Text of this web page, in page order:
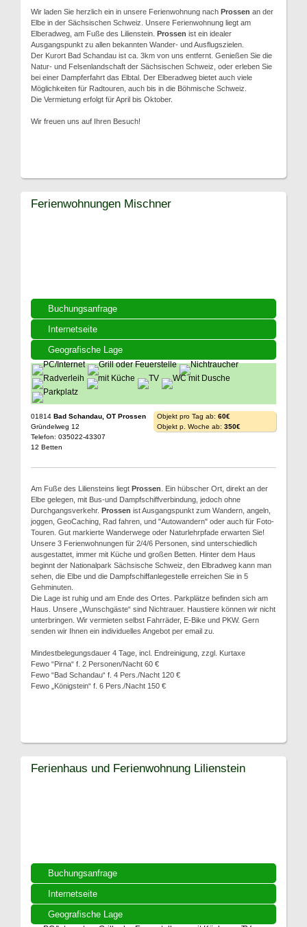
Wir laden Sie herzlich ein in unsere Ferienwohnung nach Prossen an der
Elbe in der Sächsischen Schweiz. Unsere Ferienwohnung liegt am
Elberadweg, am Fuße des Lilienstein. Prossen ist ein idealer
Ausgangspunkt zu allen bekannten Wander- und Ausflugszielen.
Der Kurort Bad Schandau ist ca. 3km von uns entfernt. Genießen Sie die
Natur- und Felsenlandschaft der Sächsischen Schweiz, oder erleben Sie
bei einer Dampferfahrt das Elbtal. Der Elberadweg bietet auch viele
Möglichkeiten für Radtouren, auch bis in die Böhmische Schweiz.
Die Vermietung erfolgt für April bis Oktober.
Wir freuen uns auf Ihren Besuch!
Buchungsanfrage
Internetseite
Geografische Lage
Ferienwohnungen Mischner
01814 Bad Schandau, OT Prossen
Gründelweg 12
Telefon: 035022-43307
12 Betten
Objekt pro Tag ab: 60€
Objekt p. Woche ab: 350€
Am Fuße des Liliensteins liegt Prossen . Ein hübscher Ort, direkt an der
Elbe gelegen, mit Bus-und Dampfschiffverbindung, jedoch ohne
Durchgangsverkehr. Prossen ist Ausgangspunkt zum Wandern, angeln,
joggen, GeoCaching, Rad fahren, und "Autowandern" oder auch für Foto-
Touren. Gut markierte Wanderwege oder Naturlehrpfade erwarten Sie!
Unsere 3 Ferienwohnungen für 2/4/6 Personen, sind unterschiedlich
ausgestattet, immer mit Küche und großen Betten. Hinter dem Haus
beginnt der Nationalpark Sächsische Schweiz, den Elbradweg kann man
sehen, die Elbe und die Dampfschiffanlegestelle erreichen Sie in 5
Gehminuten.
Die Lage ist ruhig und am Ende des Ortes. Parkplätze befinden sich am
Haus. Unsere „Wunschgäste“ sind Nichtrauer. Haustiere können wir nicht
unterbringen. Wir vermieten selbst Fahrräder, E-Bike und PKW. Gern
senden wir Ihnen ein individuelles Angebot per email zu.
Mindestbelegungsdauer 4 Tage, incl. Endreinigung, zzgl. Kurtaxe
Fewo “Pirna“ f. 2 Personen/Nacht 60 €
Fewo “Bad Schandau“ f. 4 Pers./Nacht 120 €
Fewo „Königstein“ f. 6 Pers./Nacht 150 €
Buchungsanfrage
Internetseite
Geografische Lage
Ferienhaus und Ferienwohnung Lilienstein